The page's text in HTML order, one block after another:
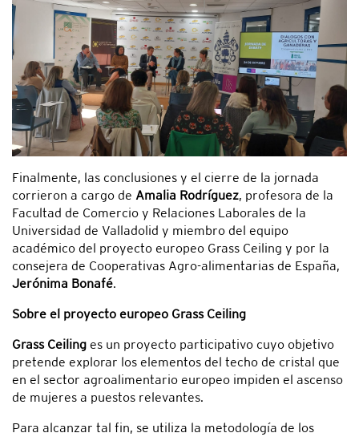
Finalmente, las conclusiones y el cierre de la jornada
corrieron a cargo de Amalia Rodríguez, profesora de la
Facultad de Comercio y Relaciones Laborales de la
Universidad de Valladolid y miembro del equipo
académico del proyecto europeo Grass Ceiling y por la
consejera de Cooperativas Agro-alimentarias de España,
Jerónima Bonafé.
Sobre el proyecto europeo Grass Ceiling
Grass Ceiling es un proyecto participativo cuyo objetivo
pretende explorar los elementos del techo de cristal que
en el sector agroalimentario europeo impiden el ascenso
de mujeres a puestos relevantes.
Para alcanzar tal fin, se utiliza la metodología de los